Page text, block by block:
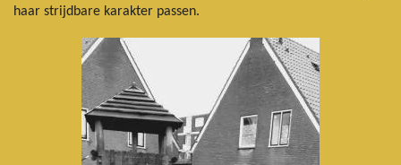
haar strijdbare karakter passen.